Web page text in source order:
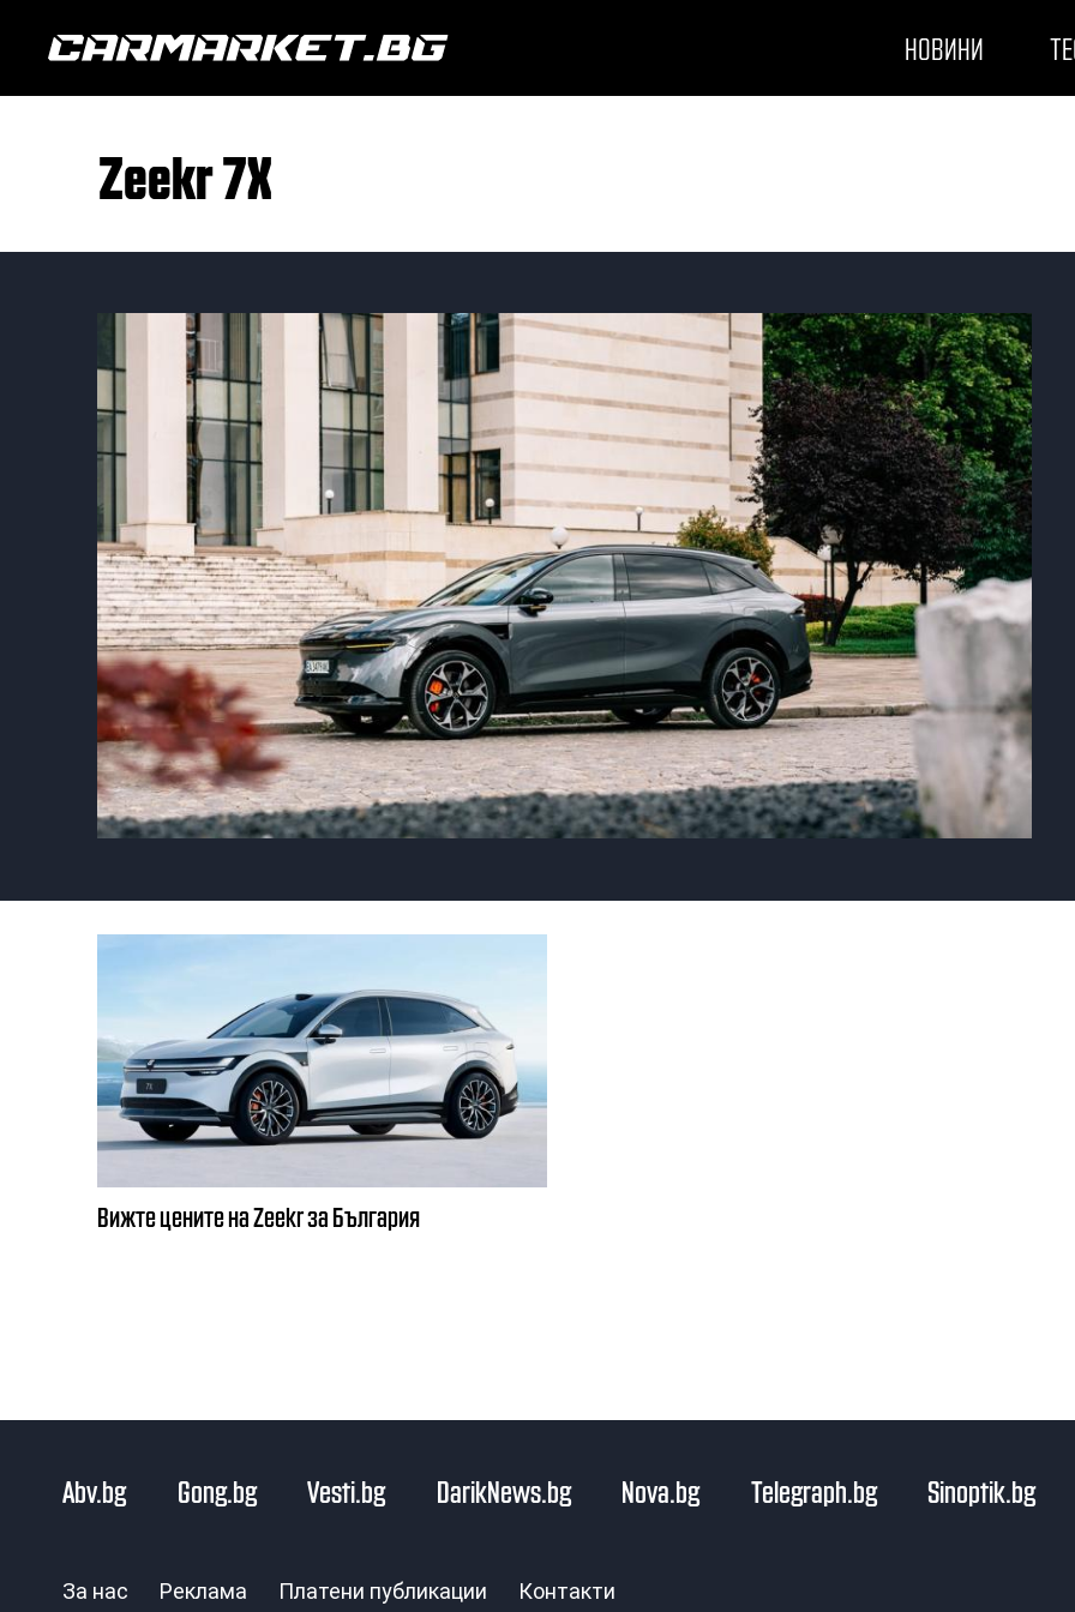
НОВИНИ
Zeekr 7X
Вижте цените на Zeekr за България
Abv.bg Gong.bg Vesti.bg DarikNews.bg Nova.bg Telegraph.bg Sinoptik.bg
За нас Реклама Платени публикации Контакти